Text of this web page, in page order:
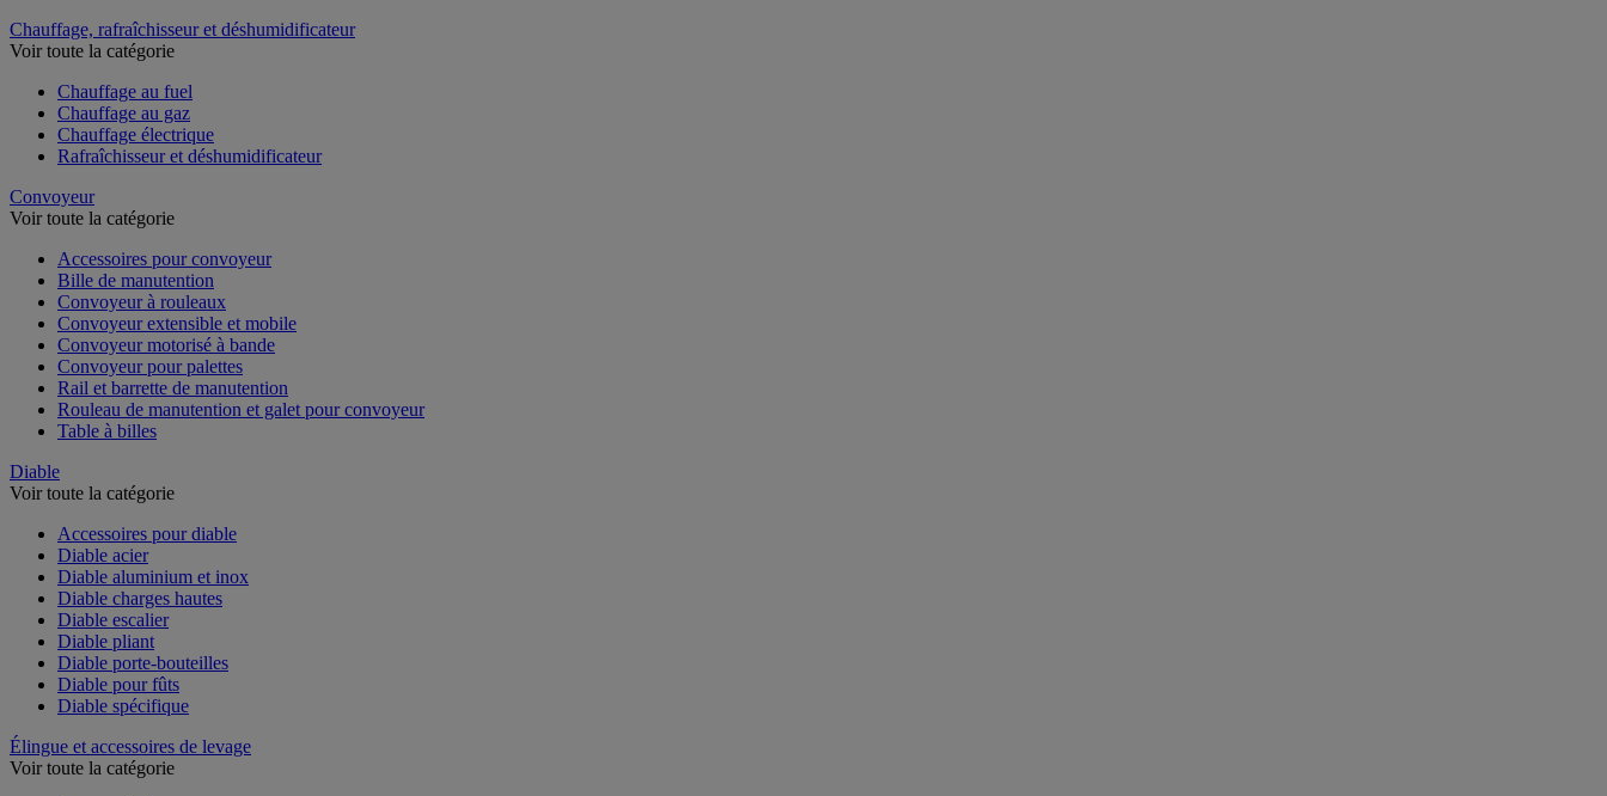
Chauffage, rafraîchisseur et déshumidificateur
Voir toute la catégorie
Chauffage au fuel
Chauffage au gaz
Chauffage électrique
Rafraîchisseur et déshumidificateur
Convoyeur
Voir toute la catégorie
Accessoires pour convoyeur
Bille de manutention
Convoyeur à rouleaux
Convoyeur extensible et mobile
Convoyeur motorisé à bande
Convoyeur pour palettes
Rail et barrette de manutention
Rouleau de manutention et galet pour convoyeur
Table à billes
Diable
Voir toute la catégorie
Accessoires pour diable
Diable acier
Diable aluminium et inox
Diable charges hautes
Diable escalier
Diable pliant
Diable porte-bouteilles
Diable pour fûts
Diable spécifique
Élingue et accessoires de levage
Voir toute la catégorie